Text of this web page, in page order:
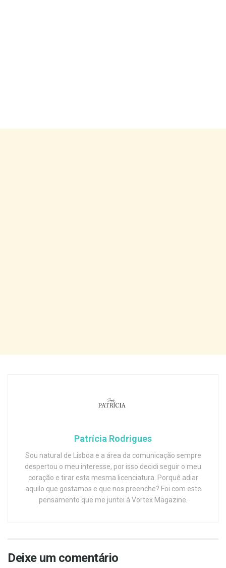
Patrícia Rodrigues
Sou natural de Lisboa e a área da comunicação sempre
despertou o meu interesse, por isso decidi seguir o meu
coração e tirar esta mesma licenciatura. Porquê adiar
aquilo que gostamos e que nos preenche? Foi com este
pensamento que me juntei à Vortex Magazine.
Deixe um comentário